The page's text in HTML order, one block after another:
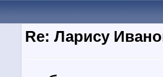
Re: Ларису